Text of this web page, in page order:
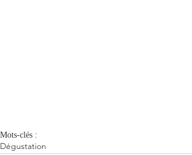
Mots-clés :
Dégustation